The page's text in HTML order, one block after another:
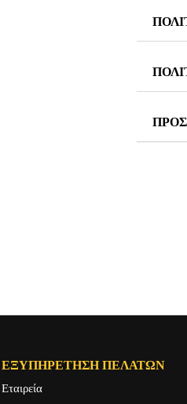
ΕΞΥΠΗΡΈΤΗΣΗ ΠΕΛΑΤΏΝ
Εταιρεία